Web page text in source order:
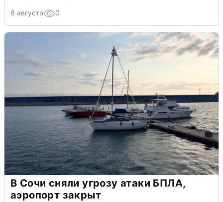
6 августа 0
В Сочи сняли угрозу атаки БПЛА,
аэропорт закрыт